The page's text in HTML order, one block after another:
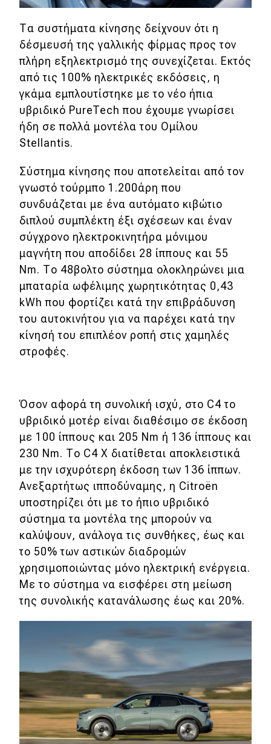
Τα συστήματα κίνησης δείχνουν ότι η
δέσμευσή της γαλλικής φίρμας προς τον
πλήρη εξηλεκτρισμό της συνεχίζεται. Εκτός
από τις 100% ηλεκτρικές εκδόσεις, η
γκάμα εμπλουτίστηκε με το νέο ήπια
υβριδικό PureTech που έχουμε γνωρίσει
ήδη σε πολλά μοντέλα του Ομίλου
Stellantis.
Σύστημα κίνησης που αποτελείται από τον
γνωστό τούρμπο 1.200άρη που
συνδυάζεται με ένα αυτόματο κιβώτιο
διπλού συμπλέκτη έξι σχέσεων και έναν
σύγχρονο ηλεκτροκινητήρα μόνιμου
μαγνήτη που αποδίδει 28 ίππους και 55
Nm. Το 48βολτο σύστημα ολοκληρώνει μια
μπαταρία ωφέλιμης χωρητικότητας 0,43
kWh που φορτίζει κατά την επιβράδυνση
του αυτοκινήτου για να παρέχει κατά την
κίνησή του επιπλέον ροπή στις χαμηλές
στροφές.
Όσον αφορά τη συνολική ισχύ, στο C4 το
υβριδικό μοτέρ είναι διαθέσιμο σε έκδοση
με 100 ίππους και 205 Nm ή 136 ίππους και
230 Nm. Το C4 X διατίθεται αποκλειστικά
με την ισχυρότερη έκδοση των 136 ίππων.
Ανεξαρτήτως ιπποδύναμης, η Citroën
υποστηρίζει ότι με το ήπιο υβριδικό
σύστημα τα μοντέλα της μπορούν να
καλύψουν, ανάλογα τις συνθήκες, έως και
το 50% των αστικών διαδρομών
χρησιμοποιώντας μόνο ηλεκτρική ενέργεια.
Με το σύστημα να εισφέρει στη μείωση
της συνολικής κατανάλωσης έως και 20%.